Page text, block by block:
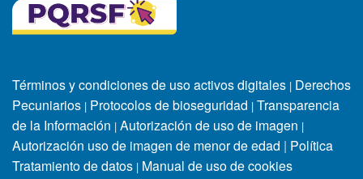
Términos y condiciones de uso activos digitales | Derechos
Pecuniarios | Protocolos de bioseguridad | Transparencia
de la Información | Autorización de uso de imagen |
Autorización uso de imagen de menor de edad | Política
Tratamiento de datos | Manual de uso de cookies